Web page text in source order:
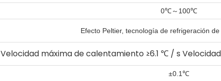
0℃～ 100℃
Efecto Peltier, tecnología de refrigeración de
Velocidad máxima de calentamiento ≥6.1 ℃ / s
±0.1℃